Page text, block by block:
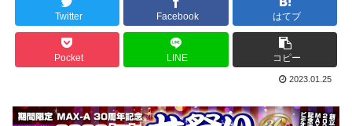
Twitter Facebook はてブ
Pocket LINE コピー
2023.01.25